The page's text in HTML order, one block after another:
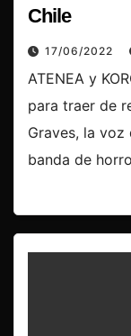
Chile
17/06/2022
ATENEA y
para traer de
Graves, la voz
banda de